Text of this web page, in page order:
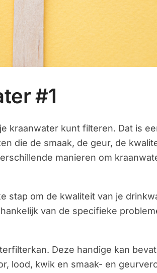
#1
kraanwater kunt filteren. Dat is
die de smaak, de geur, de
manieren om
stap om de kwaliteit van je
van de specifieke
Deze handige kan
lood, kwik en smaak- en